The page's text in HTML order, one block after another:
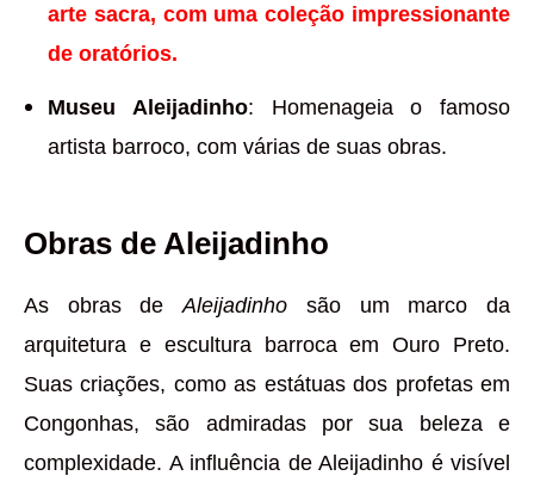
arte sacra, com uma coleção impressionante
de oratórios.
Museu Aleijadinho: Homenageia o famoso
artista barroco, com várias de suas obras.
Obras de Aleijadinho
As obras deAleijadinho são um marco da
arquitetura e escultura barroca em Ouro Preto.
Suas criações, como as estátuas dos profetas em
Congonhas, são admiradas por sua beleza e
complexidade. A influência de Aleijadinho é visível